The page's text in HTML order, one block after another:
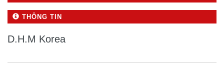
THÔNG TIN
D.H.M Korea